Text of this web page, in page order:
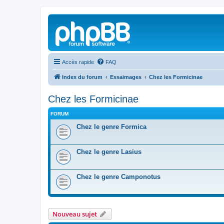
Accès rapide FAQ
Index du forum Essaimages Chez les Formicinae
Chez les Formicinae
FORUM
Chez le genre Formica
Chez le genre Lasius
Chez le genre Camponotus
Nouveau sujet